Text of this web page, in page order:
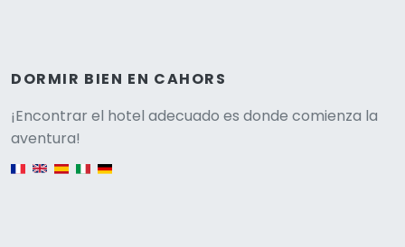
DORMIR BIEN EN CAHORS
¡Encontrar el hotel adecuado es donde comienza la
aventura!